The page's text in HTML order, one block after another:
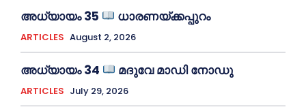
അധ്യായം 35 ധാരണയ്ക്കപ്പുറം
ARTICLES August 2, 2026
അധ്യായം 34 മദുവേ മാഡി നോഡു
ARTICLES July 29, 2026